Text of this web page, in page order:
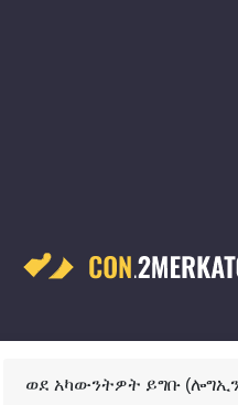
ወደ አካውንትዎት ይግቡ